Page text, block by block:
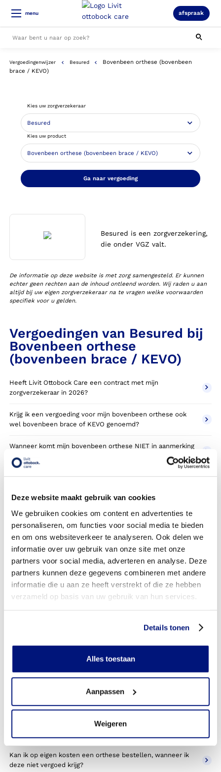
Deze website maakt gebruik van cookies
We gebruiken cookies om content en advertenties te
personaliseren, om functies voor social media te bieden
en om ons websiteverkeer te analyseren. Ook delen we
informatie over uw gebruik van onze site met onze
partners voor social media, adverteren en analyse. Deze
partners kunnen deze gegevens combineren met andere
informatie die u aan ze heeft verstrekt of die ze hebben
verzameld op basis van uw gebruik van hun services.
Details tonen
Alles toestaan
Aanpassen
Weigeren
menu afspraak
Alle resultaten
Vergoedingenwijzer Besured
Bovenbeen orthese (bovenbeen
brace / KEVO)
Kies uw zorgverzekeraar
Kies uw product
Ga naar vergoeding
Besured is een zorgverzekering,
die onder VGZ valt.
De informatie op deze website is met zorg samengesteld. Er kunnen
echter geen rechten aan de inhoud ontleend worden. Wij raden u aan
altijd bij uw eigen zorgverzekeraar na te vragen welke voorwaarden
specifiek voor u gelden.
Vergoedingen van Besured bij
Bovenbeen orthese
(bovenbeen brace / KEVO)
Heeft Livit Ottobock Care een contract met mijn
zorgverzekeraar in 2026?
Krijg ik een vergoeding voor mijn bovenbeen orthese ook
wel bovenbeen brace of KEVO genoemd?
Wanneer komt mijn bovenbeen orthese NIET in aanmerking
voor vergoeding via mijn zorgverzekeraar?
Wordt mijn bovenbeen orthese vergoed uit de
Wordt mijn bovenbeen orthese vergoed vanuit een
aanvullende verzekering?
Is de bovenbeen orthese individueel vervaardigd of
verkrijgbaar in confectie standaard uitvoeringen?
Is de bovenbeen orthese mijn eigendom?
Wanneer mag mijn bovenbeen orthese vervangen worden?
orthese toestemming nodig van mijn zorgverzekeraar?
Kan ik een reserve bovenbeen orthese vergoed krijgen?
Wat valt er binnen de vergoeding van een bovenbeen
orthese?
betaald door mijn zorgverzekering?
Kan ik op eigen kosten een orthese bestellen, wanneer ik
deze niet vergoed krijg?